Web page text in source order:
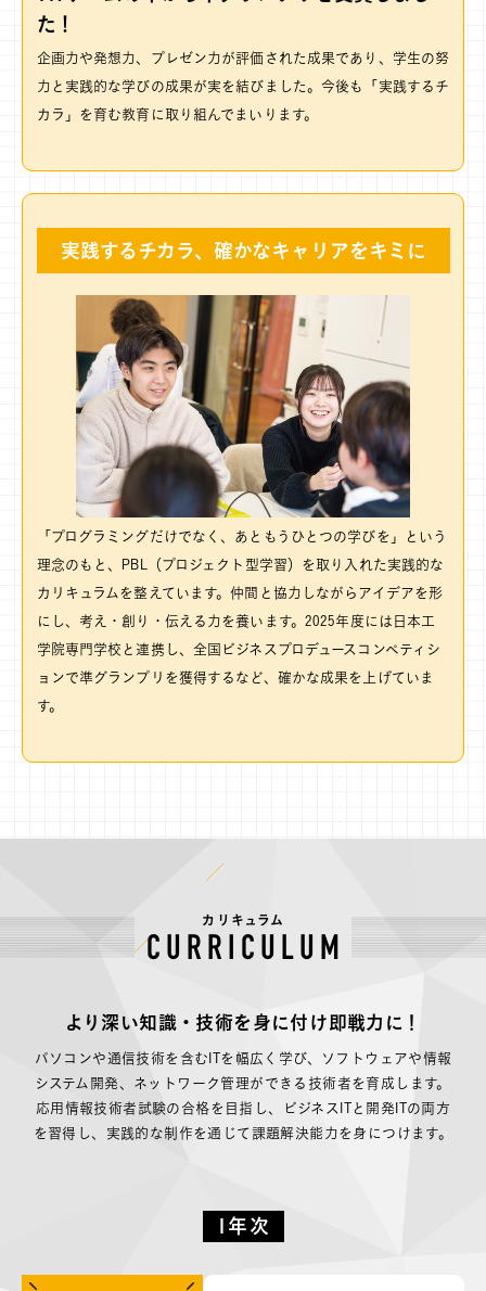
た！
企画力や発想力、プレゼン力が評価された成果であり、学生の努
力と実践的な学びの成果が実を結びました。今後も「実践するチ
カラ」を育む教育に取り組んでまいります。
実践するチカラ、 確かなキャリアをキミに
「プログラミングだけでなく、あともうひとつの学びを」という
理念のもと、PBL（プロジェクト型学習）を取り入れた実践的な
カリキュラムを整えています。仲間と協力しながらアイデアを形
にし、考え・創り・伝える力を養います。2025年度には日本工
学院専門学校と連携し、全国ビジネスプロデュースコンペティシ
ョンで準グランプリを獲得するなど、確かな成果を上げていま
す。
カリキュラム
CURRICULUM
より深い知識・技術を身に付け 即戦力に！
パソコンや通信技術を含むITを幅広く学び、ソフトウェアや情報
システム開発、ネットワーク管理ができる技術者を育成します。
応用情報技術者試験の合格を目指し、ビジネスITと開発ITの両方
を習得し、実践的な制作を通じて課題解決能力を身につけます。
1年次